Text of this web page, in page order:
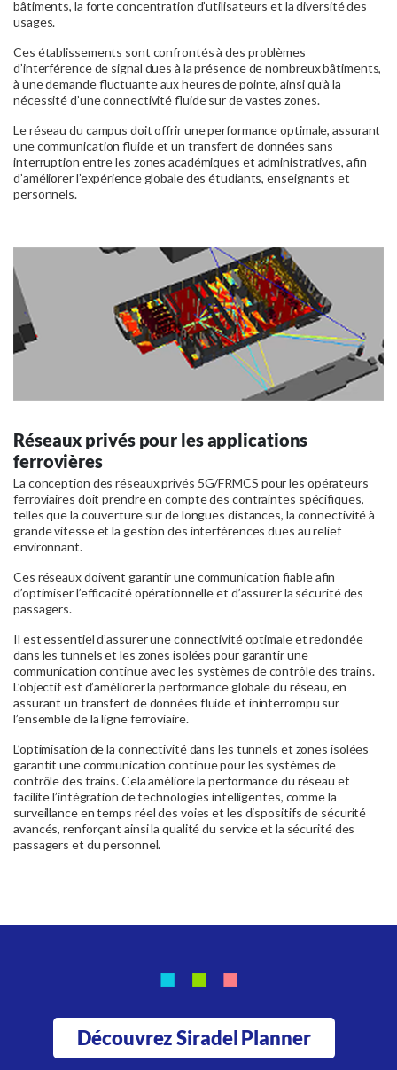
bâtiments, la forte concentration d’utilisateurs et la diversité des
usages.
Ces établissements sont confrontés à des problèmes
d’interférence de signal dues à la présence de nombreux bâtiments,
à une demande fluctuante aux heures de pointe, ainsi qu’à la
nécessité d’une connectivité fluide sur de vastes zones.
Le réseau du campus doit offrir une performance optimale, assurant
une communication fluide et un transfert de données sans
interruption entre les zones académiques et administratives, afin
d’améliorer l’expérience globale des étudiants, enseignants et
personnels.
Réseaux privés pour les applications
ferrovières
La conception des réseaux privés 5G/FRMCS pour les opérateurs
ferroviaires doit prendre en compte des contraintes spécifiques,
telles que la couverture sur de longues distances, la connectivité à
grande vitesse et la gestion des interférences dues au relief
environnant.
Ces réseaux doivent garantir une communication fiable afin
d’optimiser l’efficacité opérationnelle et d’assurer la sécurité des
passagers.
Il est essentiel d’assurer une connectivité optimale et redondée
dans les tunnels et les zones isolées pour garantir une
communication continue avec les systèmes de contrôle des trains.
L’objectif est d’améliorer la performance globale du réseau, en
assurant un transfert de données fluide et ininterrompu sur
l’ensemble de la ligne ferroviaire.
L’optimisation de la connectivité dans les tunnels et zones isolées
garantit une communication continue pour les systèmes de
contrôle des trains. Cela améliore la performance du réseau et
facilite l’intégration de technologies intelligentes, comme la
surveillance en temps réel des voies et les dispositifs de sécurité
avancés, renforçant ainsi la qualité du service et la sécurité des
passagers et du personnel.
Découvrez Siradel Planner